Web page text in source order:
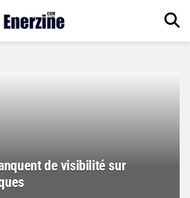
de visibilité sur